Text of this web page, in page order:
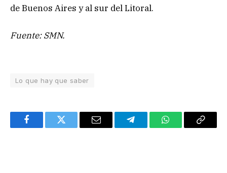
de Buenos Aires y al sur del Litoral.
Fuente: SMN.
Lo que hay que saber
FacebookTwitter Email TelegramWhatsAppCopy